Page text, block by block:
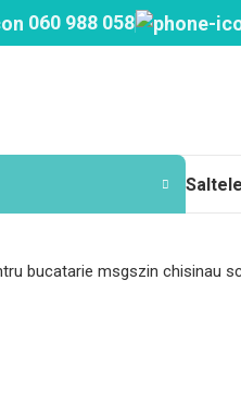
060 988 058
Saltele